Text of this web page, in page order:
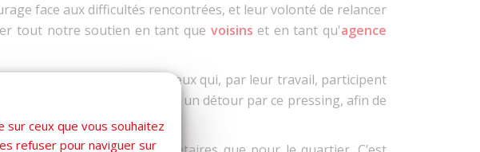
face aux difficultés rencontrées, et leur volonté de relancer
tout notre soutien en tant que voisins et en tant qu'agence
et d’encourager ceux qui, par leur travail, participent
habitants et visiteurs à faire un détour par ce pressing, afin de
sur ceux que vous souhaitez
refuser pour naviguer sur